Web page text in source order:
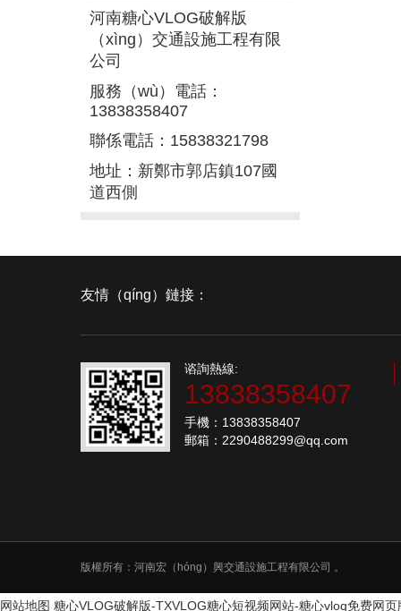
河南糖心VLOG破解版
（xìng）交通設施工程有限
公司
服務（wù）電話：
13838358407
聯係電話：15838321798
地址：新鄭市郭店鎮107國
道西側
友情（qíng）鏈接：
谘詢熱線:
13838358407
手機：13838358407
郵箱：2290488299@qq.com
版權所有：河南宏（hóng）興交通設施工程有限公司 。
网站地图 糖心VLOG破解版-TXVLOG糖心短视频网站-糖心vlog免费网